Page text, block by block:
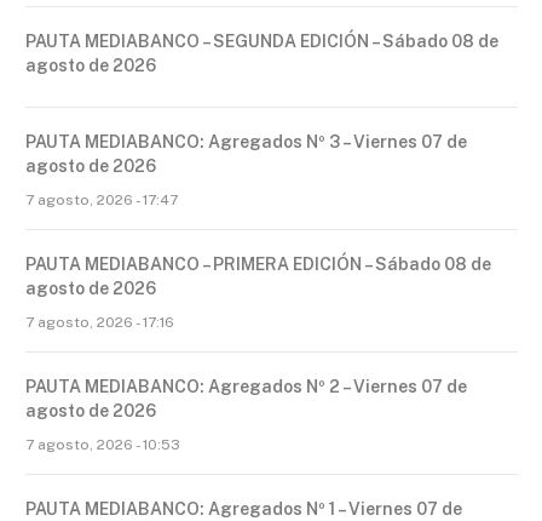
PAUTA MEDIABANCO – SEGUNDA EDICIÓN – Sábado 08 de
agosto de 2026
PAUTA MEDIABANCO: Agregados Nº 3 – Viernes 07 de
agosto de 2026
7 agosto, 2026 - 17:47
PAUTA MEDIABANCO – PRIMERA EDICIÓN – Sábado 08 de
agosto de 2026
7 agosto, 2026 - 17:16
PAUTA MEDIABANCO: Agregados Nº 2 – Viernes 07 de
agosto de 2026
7 agosto, 2026 - 10:53
PAUTA MEDIABANCO: Agregados Nº 1 – Viernes 07 de